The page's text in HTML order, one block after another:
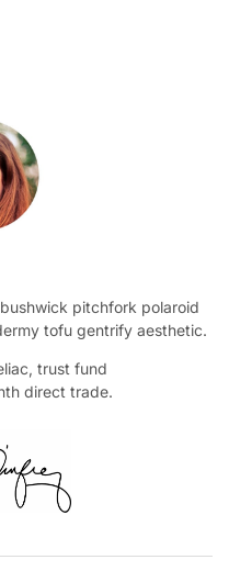
pitchfork polaroid
tofu gentrify aesthetic.
trust fund
direct trade.